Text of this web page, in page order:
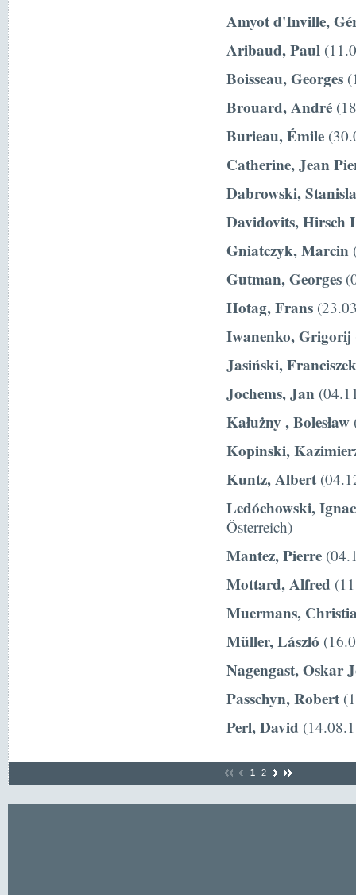
Amyot d'Inville,
Aribaud, Paul
Boisseau, Georges
Brouard, André
Burieau, Émile
Catherine, Jean
Dabrowski,
Davidovits, Hirsch
Gniatczyk, Marcin
Gutman, Georges
Hotag, Frans
Iwanenko, Grigorij
Jasiński, Franciszek
Jochems, Jan
Kałużny , Bolesław
Kopinski,
Kuntz, Albert
Ledóchowski,
Österreich)
Mantez, Pierre
Mottard, Alfred
Muermans,
Müller, László
Nagengast, Oskar
Passchyn, Robert
Perl, David
1 2